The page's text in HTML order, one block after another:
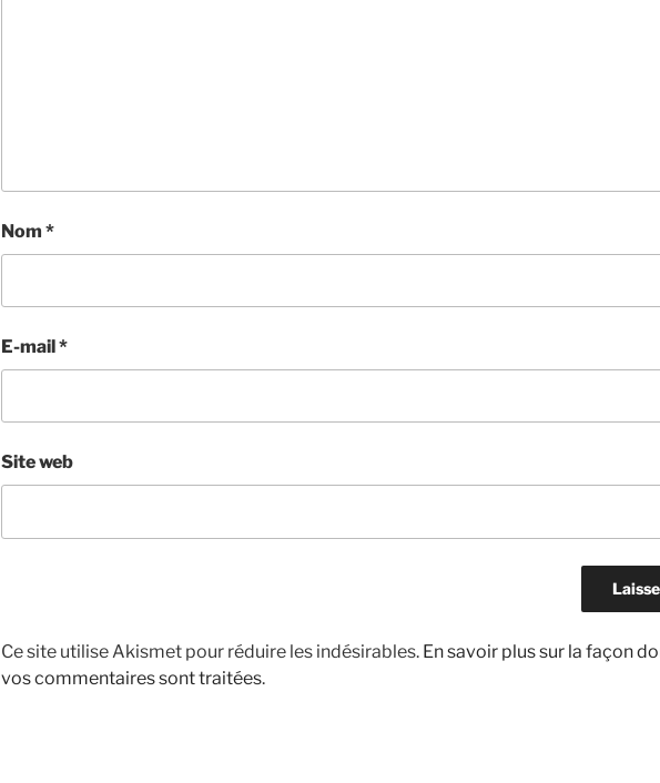
Nom *
E-mail*
Site web
Ce site utilise Akismet pour réduire les indésirables. En savoir plus sur la façon
vos commentaires sont traitées.